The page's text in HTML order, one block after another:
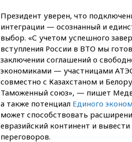
Президент уверен, что
интеграции — осознанный и
выбор. «С учетом успешного
вступления России в ВТО мы
заключении соглашений о
экономиками — участницами
совместно с Казахстаном и
Таможенный союз», — пишет
а также потенциал Единого
может способствовать
евразийский континент и
переговоров.